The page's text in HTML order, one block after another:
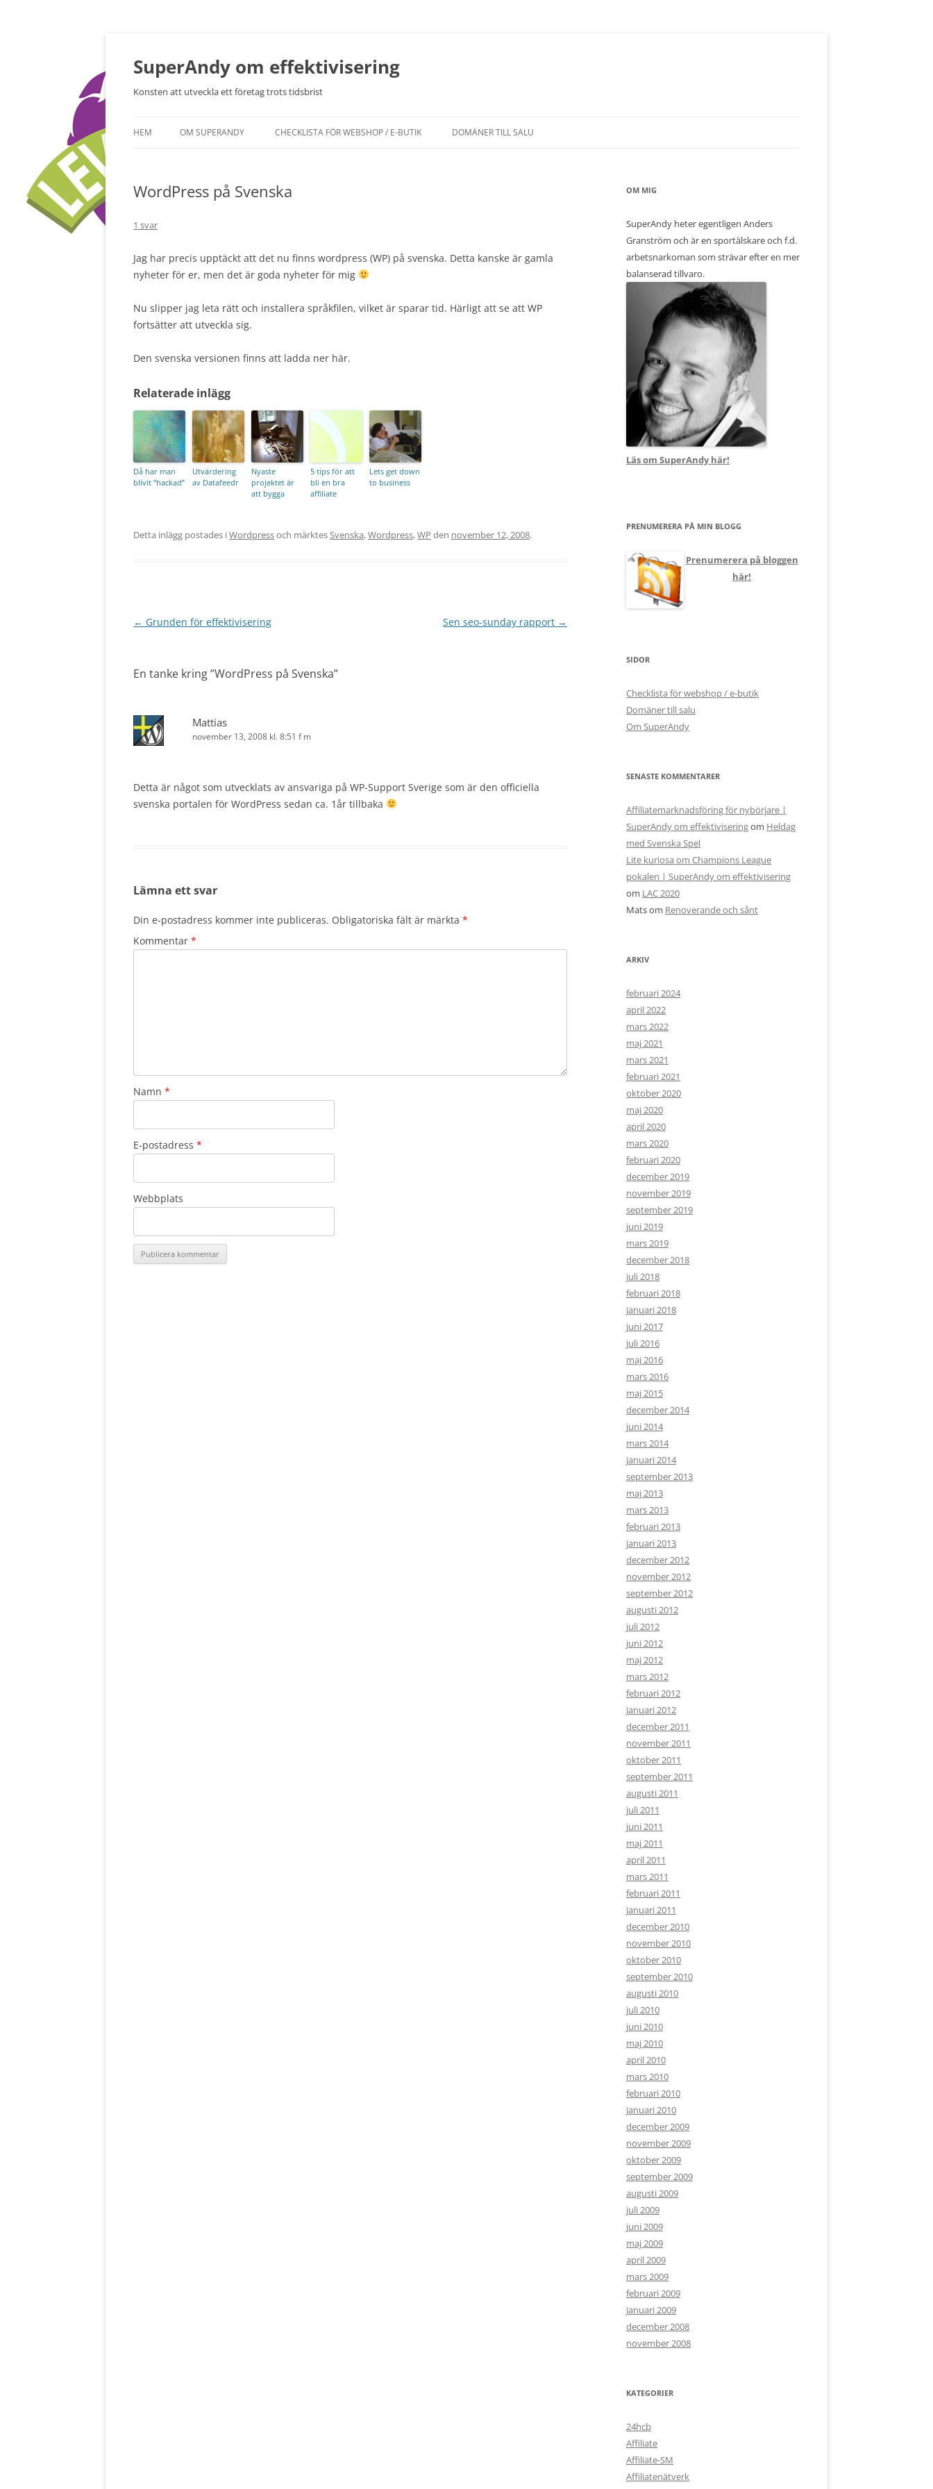
SuperAndy om effektivisering
Konsten att utveckla ett företag trots tidsbrist
HEM OM SUPERANDY CHECKLISTA FÖR WEBSHOP / E-BUTIK DOMÄNER TILL SALU
WordPress på Svenska
1 svar
Jag har precis upptäckt att det nu finns wordpress (WP) på svenska. Detta kanske är gamla
nyheter för er, men det är goda nyheter för mig
Nu slipper jag leta rätt och installera språkfilen, vilket är sparar tid. Härligt att se att WP
fortsätter att utveckla sig.
Den svenska versionen finns att ladda ner här.
Relaterade inlägg
Då har man
blivit ”hackad”
Utvärdering
av Datafeedr
Nyaste
projektet är
att bygga
5 tips för att
bli en bra
affiliate
Lets get down
to business
Detta inlägg postades iWordpressoch märktesSvenska,Wordpress,WP den november 12, 2008.
Inläggsnavigering
← Grunden för effektivisering Sen seo-sunday rapport →
En tanke kring ”WordPress på Svenska”
Mattias
november 13, 2008 kl. 8:51 f m
Detta är något som utvecklats av ansvariga på WP-Support Sverige som är den officiella
svenska portalen för WordPress sedan ca. 1år tillbaka
Lämna ett svar
Din e-postadress kommer inte publiceras. Obligatoriska fält är märkta *
Kommentar *
Namn *
E-postadress *
Webbplats
OM MIG
SuperAndy heter egentligen Anders
Granström och är en sportälskare och f.d.
arbetsnarkoman som strävar efter en mer
balanserad tillvaro.
Läs om SuperAndy här!
PRENUMERERA PÅ MIN BLOGG
Prenumerera på bloggen
här!
SIDOR
Checklista för webshop / e-butik
Domäner till salu
Om SuperAndy
SENASTE KOMMENTARER
Affiliatemarknadsföring för nybörjare |
SuperAndy om effektiviseringom Heldag
med Svenska Spel
Lite kuriosa om Champions League
pokalen | SuperAndy om effektivisering
om LAC 2020
Matsom Renoverande och sånt
ARKIV
februari 2024
april 2022
mars 2022
maj 2021
mars 2021
februari 2021
oktober 2020
maj 2020
april 2020
mars 2020
februari 2020
december 2019
november 2019
september 2019
juni 2019
mars 2019
december 2018
juli 2018
februari 2018
januari 2018
juni 2017
juli 2016
maj 2016
mars 2016
maj 2015
december 2014
juni 2014
mars 2014
januari 2014
september 2013
maj 2013
mars 2013
februari 2013
januari 2013
december 2012
november 2012
september 2012
augusti 2012
juli 2012
juni 2012
maj 2012
mars 2012
februari 2012
januari 2012
december 2011
november 2011
oktober 2011
september 2011
augusti 2011
juli 2011
juni 2011
maj 2011
april 2011
mars 2011
februari 2011
januari 2011
december 2010
november 2010
oktober 2010
september 2010
augusti 2010
juli 2010
juni 2010
maj 2010
april 2010
mars 2010
februari 2010
januari 2010
december 2009
november 2009
oktober 2009
september 2009
augusti 2009
juli 2009
juni 2009
maj 2009
april 2009
mars 2009
februari 2009
januari 2009
december 2008
november 2008
KATEGORIER
24hcb
Affiliate
Affiliate-SM
Affiliatenätverk